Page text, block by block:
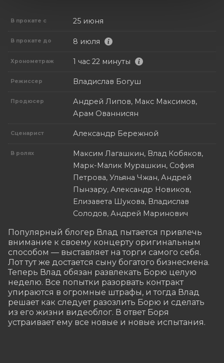
В прокате с 25 июня
В прокате до 8 июля
Хронометраж 1 час 22 минуты
Режиссер Владислав Богуш
Продюсер
Андрей Липов, Макс Максимов,
Арам Ованнисян
Сценарист Александр Бережной
В ролях
Максим Лагашкин, Влад Кобяков,
Марк-Малик Мурашкин, София
Петрова, Ульяна Чжан, Андрей
Пынзару, Александр Новиков,
Елизавета Шукова, Владислав
Солодов, Андрей Маринович
Популярный блогер Влад пытается привлечь
внимание к своему концерту оригинальным
способом — выставляет на торги самого себя.
Лот тут же достается сыну богатого бизнесмена.
Теперь Влад обязан развлекать Борю целую
неделю. Все попытки разорвать контракт
упираются в огромные штрафы, и тогда Влад
решает как следует разозлить Борю и сделать
из его жизни видеоблог. В ответ Боря
устраивает ему все новые и новые испытания.